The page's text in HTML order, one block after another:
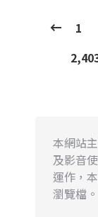
1
本網站
及影音
運作，
瀏覽檔。